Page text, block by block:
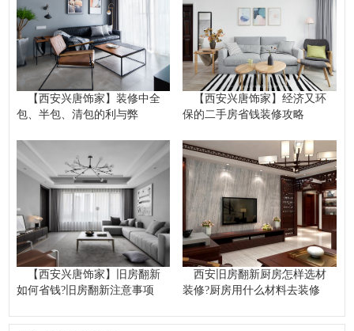
【西安兴唐饰家】装修中全
包、半包、清包的利与弊
【西安兴唐饰家】经济又环
保的二手房省钱装修攻略
【西安兴唐饰家】旧房翻新
如何省钱?旧房翻新注意事项
西安旧房翻新厨房怎样选材
装修?厨房用什么材料去装修